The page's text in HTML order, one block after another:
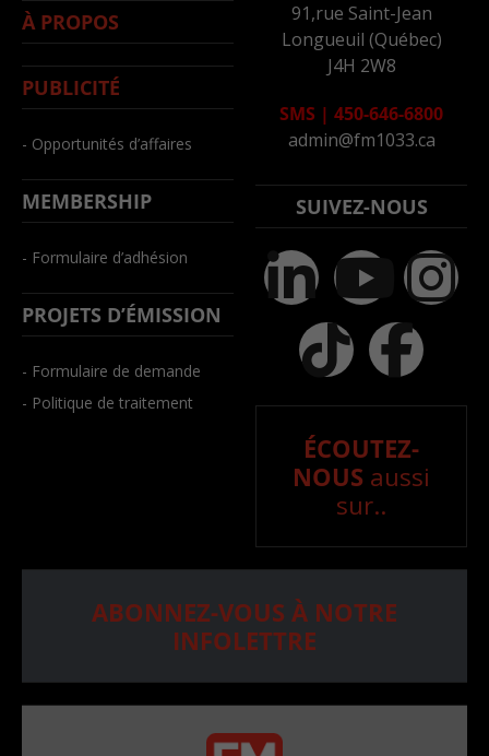
À PROPOS
PUBLICITÉ
- Opportunités d’affaires
MEMBERSHIP
- Formulaire d’adhésion
PROJETS D’ÉMISSION
- Formulaire de demande
- Politique de traitement
91,rue Saint-Jean
Longueuil (Québec)
J4H 2W8
SMS | 450-646-6800
admin@fm1033.ca
SUIVEZ-NOUS
ÉCOUTEZ-
NOUS aussi
sur..
ABONNEZ-VOUS À NOTRE
INFOLETTRE